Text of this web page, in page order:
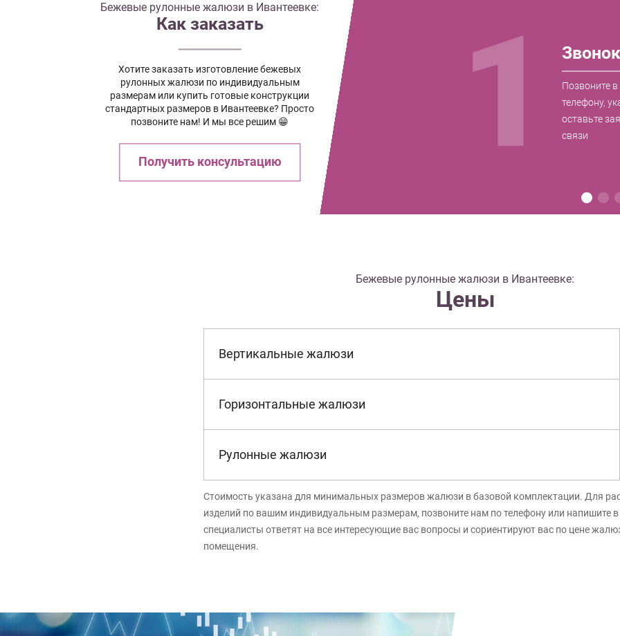
Бежевые рулонные жалюзи в Ивантеевке:
Как заказать
Хотите заказать изготовление бежевых
рулонных жалюзи по индивидуальным
размерам или купить готовые конструкции
стандартных размеров в Ивантеевке? Просто
позвоните нам! И мы все решим 😁
Получить консультацию 1 Звонок
Позвоните
телефону,
оставьте
связи
Бежевые рулонные жалюзи в Ивантеевке:
Цены
Вертикальные жалюзи
Горизонтальные жалюзи
Рулонные жалюзи
Стоимость указана для минимальных размеров жалюзи в базовой комплектации. Для
изделий по вашим индивидуальным размерам, позвоните нам по телефону или напишите
специалисты ответят на все интересующие вас вопросы и сориентируют вас по цене
помещения.